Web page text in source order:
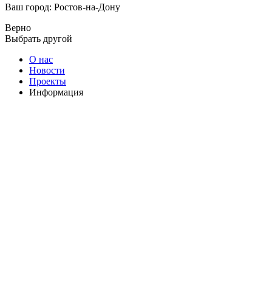
Ваш город: Ростов-на-Дону
Верно
Выбрать другой
О нас
Новости
Проекты
Информация